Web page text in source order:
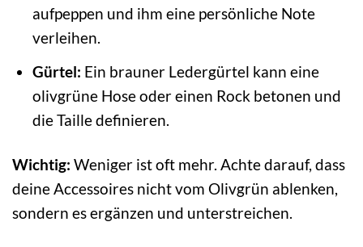
aufpeppen und ihm eine persönliche Note
verleihen.
Gürtel: Ein brauner Ledergürtel kann eine
olivgrüne Hose oder einen Rock betonen und
die Taille definieren.
Wichtig: Weniger ist oft mehr. Achte darauf, dass
deine Accessoires nicht vom Olivgrün ablenken,
sondern es ergänzen und unterstreichen.